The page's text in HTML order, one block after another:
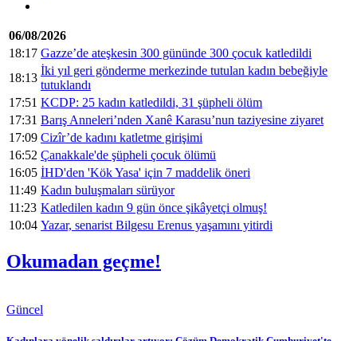
06/08/2026
18:17 Gazze’de ateşkesin 300 gününde 300 çocuk katledildi
18:13
İki yıl geri gönderme merkezinde tutulan kadın bebeğiyle
tutuklandı
17:51 KCDP: 25 kadın katledildi, 31 şüpheli ölüm
17:31 Barış Anneleri’nden Xanê Karasu’nun taziyesine ziyaret
17:09 Cizîr’de kadını katletme girişimi
16:52 Çanakkale'de şüpheli çocuk ölümü
16:05 İHD'den 'Kök Yasa' için 7 maddelik öneri
11:49 Kadın buluşmaları sürüyor
11:23 Katledilen kadın 9 gün önce şikâyetçi olmuş!
10:04 Yazar, senarist Bilgesu Erenus yaşamını yitirdi
Okumadan geçme!
Güncel